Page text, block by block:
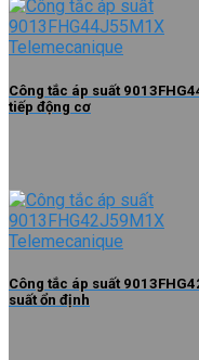
Công tắc áp suất
tiếp động cơ
Công tắc áp suất
suất ổn định